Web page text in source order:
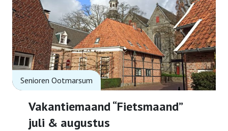
Senioren Ootmarsum
Vakantiemaand “Fietsmaand”
juli & augustus